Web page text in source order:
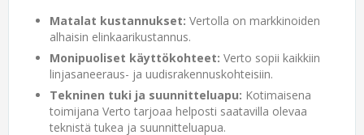
Matalat kustannukset: Vertolla on markkinoiden
alhaisin elinkaarikustannus.
Monipuoliset käyttökohteet: Verto sopii kaikkiin
linjasaneeraus- ja uudisrakennuskohteisiin.
Tekninen tuki ja suunnitteluapu: Kotimaisena
toimijana Verto tarjoaa helposti saatavilla olevaa
teknistä tukea ja suunnitteluapua.